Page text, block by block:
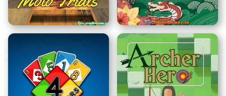
Lamu Affamé Italian Brainrot Clicker 2